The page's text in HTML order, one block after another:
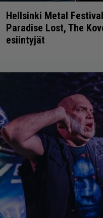
Hellsinki Metal
Paradise Lost, The
esiintyjät